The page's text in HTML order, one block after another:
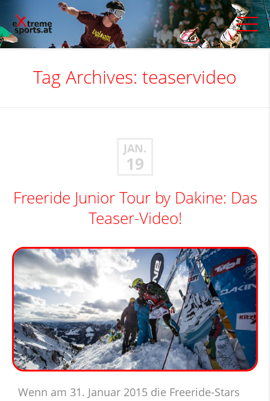
Tag Archives: teaservideo
JAN.
19
Freeride Junior Tour by Dakine: Das
Teaser-Video!
Wenn am 31. Januar 2015 die Freeride-Stars